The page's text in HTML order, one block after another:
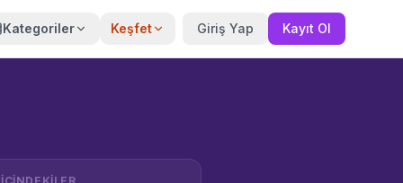
Kategoriler Keşfet Giriş Yap Kayıt Ol